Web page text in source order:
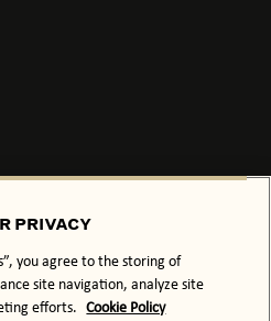
POLITIQUE SUR LES TÉMOINS
PRIVACY
you agree to the storing of
site navigation, analyze site
efforts. Cookie Policy